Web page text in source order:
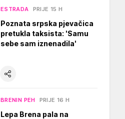
ESTRADA PRIJE 15 H
Poznata srpska pjevačica
pretukla taksista: 'Samu
sebe sam iznenadila'
BRENIN PEH PRIJE 16 H
Lepa Brena pala na